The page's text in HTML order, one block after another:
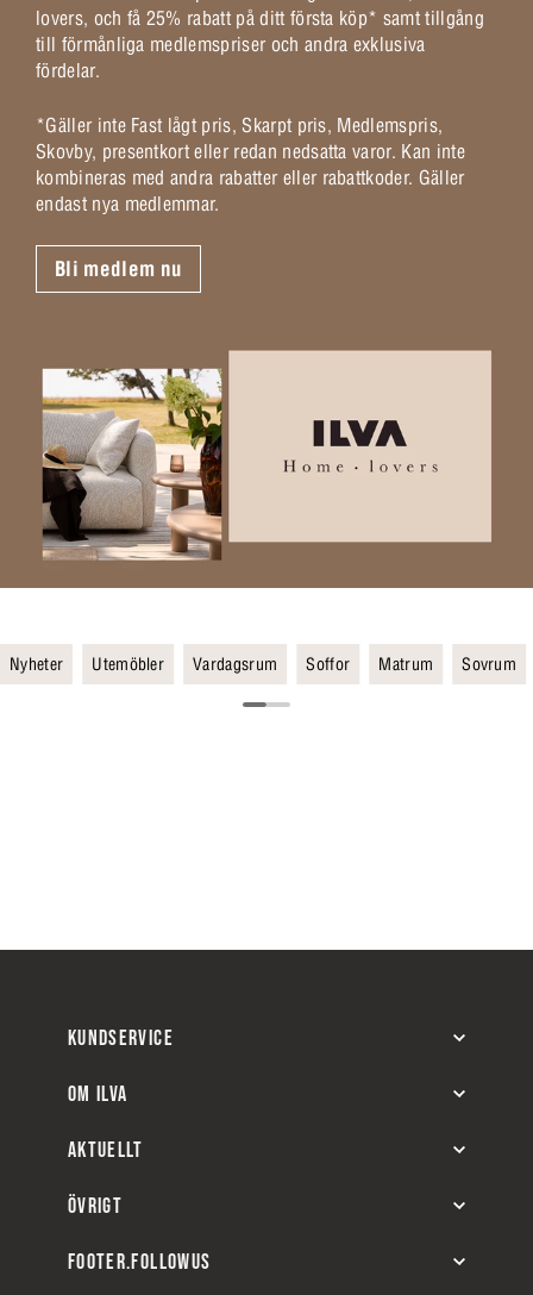
lovers, och få 25% rabatt på ditt första köp* samt tillgång
till förmånliga medlemspriser och andra exklusiva
fördelar.
*Gäller inte Fast lågt pris, Skarpt pris, Medlemspris,
Skovby, presentkort eller redan nedsatta varor. Kan inte
kombineras med andra rabatter eller rabattkoder. Gäller
endast nya medlemmar.
Bli medlem nu
Nyheter Utemöbler Vardagsrum Soffor Matrum Sovrum
KUNDSERVICE
OM ILVA
AKTUELLT
ÖVRIGT
FOOTER.FOLLOWUS